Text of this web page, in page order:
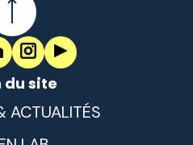
du site
ACTUALITÉS